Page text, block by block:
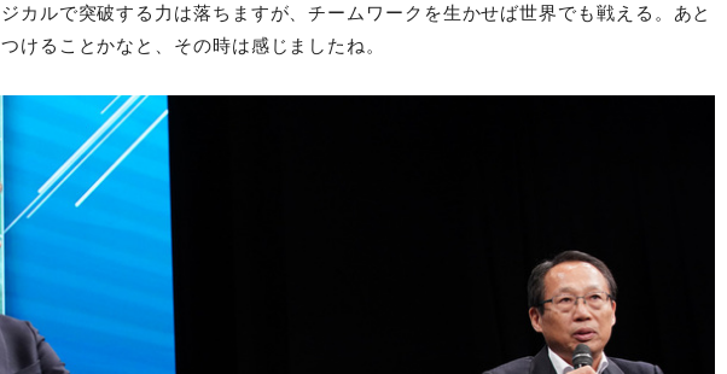
カルで突破する力は落ちますが、チームワークを生かせば世界でも戦える。あと
けることかなと、その時は感じましたね。